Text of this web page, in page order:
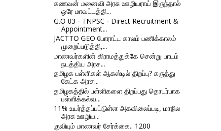
கணவன் மனைவி அரசு ஊழியராய் இருந்தால்
ஒரே மாவட்டத்தி...
G.O 03 - TNPSC - Direct Recruitment &
Appointment...
JACTTO GEO போராட்ட காலம் பணிக்காலம்
முறைப்படுத்தி,...
மாணவர்களின் கிராமத்துக்கே சென்று பாடம்
நடத்திய அரச...
தமிழக பள்ளிகள் ஆகஸ்டில் திறப்பு? கருத்து
கேட்க அரச...
தமிழகத்தில் பள்ளிகளை திறப்பது தொடர்பாக
பள்ளிக்கல்வ...
11% உயர்த்தப்பட்டுள்ள அகவிலைப்படி, மாநில
அரசு ஊழிய...
குவியும் மாணவர் சேர்க்கை.. 1200